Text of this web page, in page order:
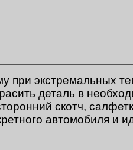
при экстремальных
деталь в
скотч,
автомобиля и